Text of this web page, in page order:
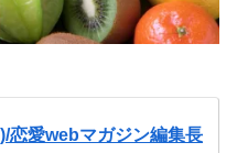
恋愛webマガジン編集長